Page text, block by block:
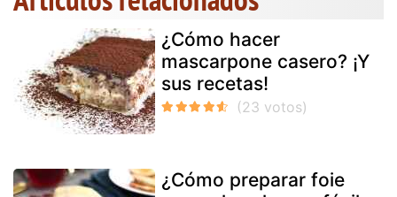
¿Cómo hacer
mascarpone casero? ¡Y
sus recetas!
¿Cómo preparar foie